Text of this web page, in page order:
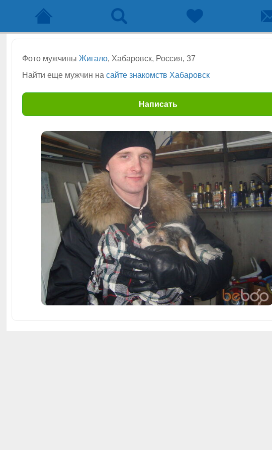
Фото мужчины Жигало, Хабаровск, Россия, 37
Найти еще мужчин на сайте знакомств Хабаровск
Написать